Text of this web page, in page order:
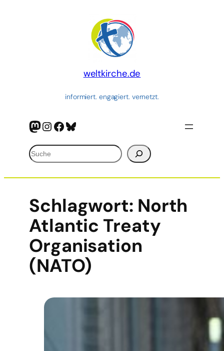
weltkirche.de
informiert. engagiert. vernetzt.
Mastodon
Instagram
Facebook
Bluesky
Suchen
Schlagwort: North
Atlantic Treaty
Organisation
(NATO)